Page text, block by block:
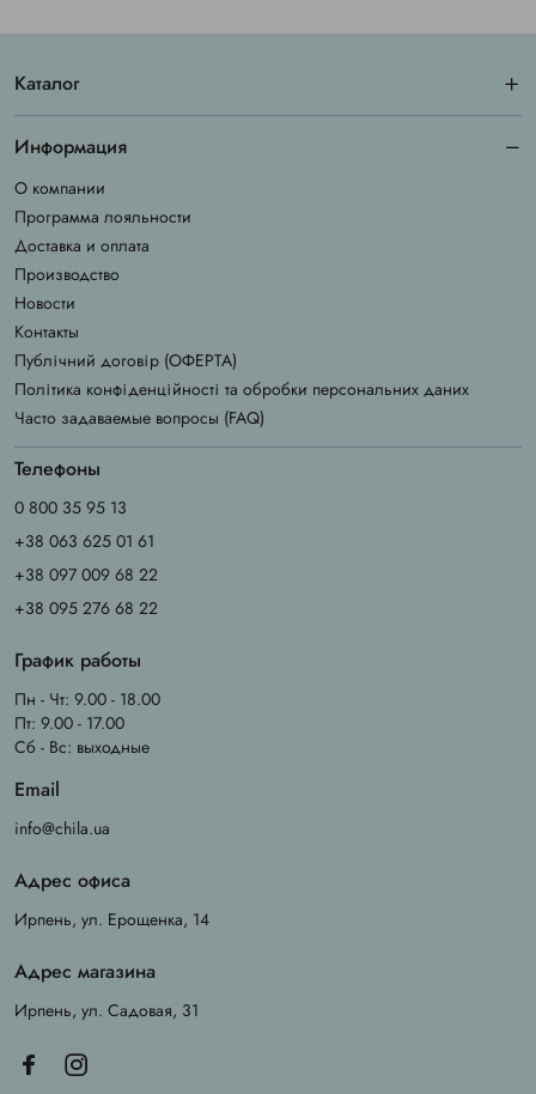
Каталог
Информация
О компании
Программа лояльности
Доставка и оплата
Производство
Новости
Контакты
Публічний договір (ОФЕРТА)
Політика конфіденційності та обробки персональних даних
Часто задаваемые вопросы (FAQ)
Телефоны
0 800 35 95 13
+38 063 625 01 61
+38 097 009 68 22
+38 095 276 68 22
График работы
Пн - Чт: 9.00 - 18.00
Пт: 9.00 - 17.00
Сб - Вс: выходные
Email
info@chila.ua
Адрес офиса
Ирпень, ул. Ерощенка, 14
Адрес магазина
Ирпень, ул. Садовая, 31